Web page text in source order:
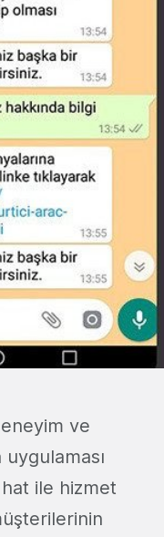
ve
ile hizmet